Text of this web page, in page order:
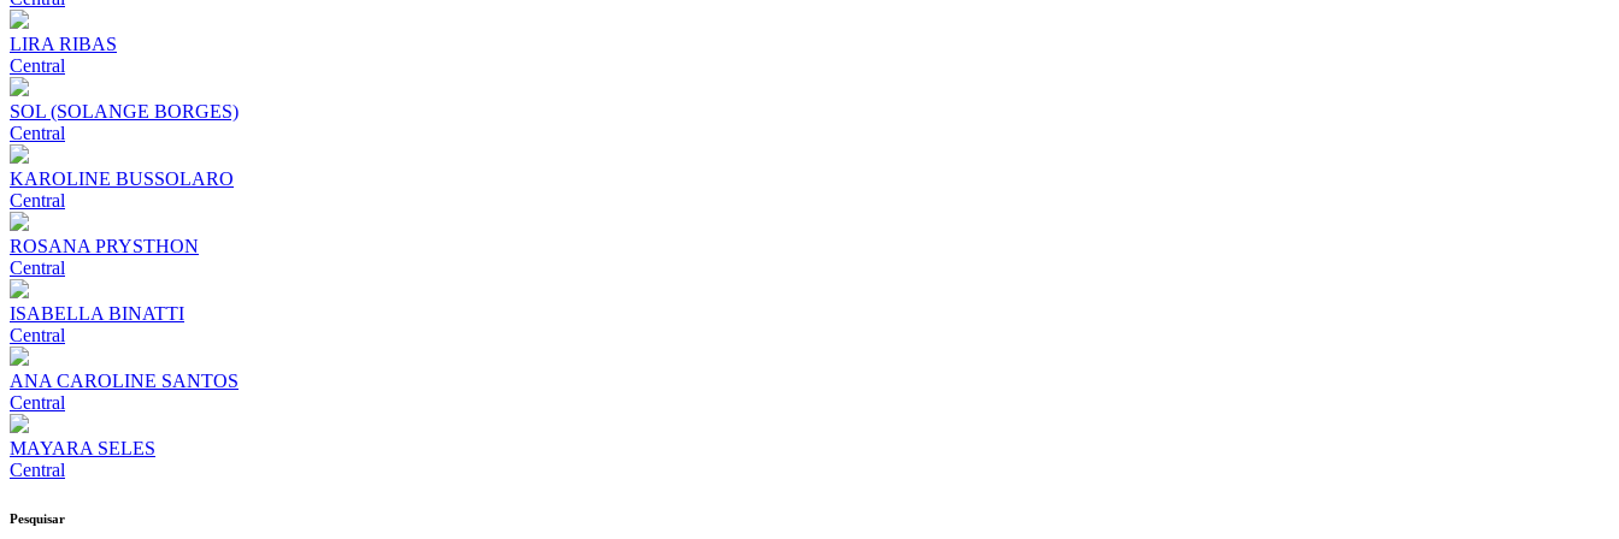
LIRA RIBAS
Central
SOL (SOLANGE BORGES)
Central
KAROLINE BUSSOLARO
Central
ROSANA PRYSTHON
Central
ISABELLA BINATTI
Central
ANA CAROLINE SANTOS
Central
MAYARA SELES
Central
Pesquisar